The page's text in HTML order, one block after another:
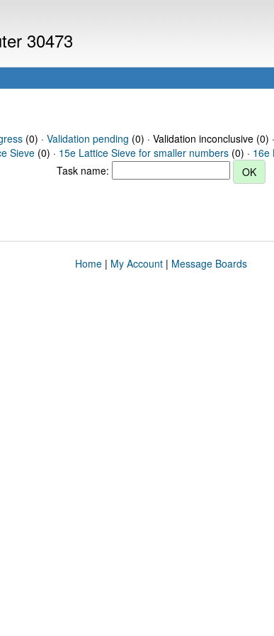
30473
(0) · Validation pending (0) · Validation inconclusive (0) ·
Sieve (0) · 15e Lattice Sieve for smaller numbers (0) · 16e
Task name:
Home| My Account| Message Boards